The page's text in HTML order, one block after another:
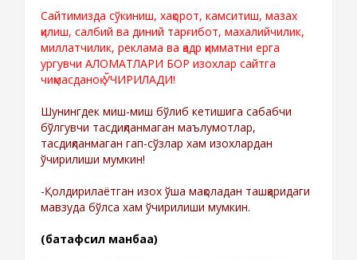
Сайтимизда сўкиниш, хақорот, камситиш, мазах
қилиш, салбий ва диний тарғибот, махалийчилик,
миллатчилик, реклама ва қадр қимматни ерга
ургувчи АЛОМАТЛАРИ БОР изохлар сайтга
чиқмасданоқ ЎЧИРИЛАДИ!
Шунингдек миш-миш бўлиб кетишига сабабчи
бўлгувчи тасдиқланмаган маълумотлар,
тасдиқланмаган гап-сўзлар хам изохлардан
ўчирилиши мумкин!
-Қолдирилаётган изох ўша мақоладан ташқаридаги
мавзуда бўлса хам ўчирилиши мумкин.
(батафсил манбаа)